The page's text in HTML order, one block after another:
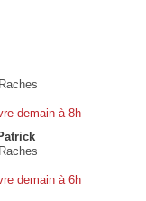
demain à 8h
demain à 6h